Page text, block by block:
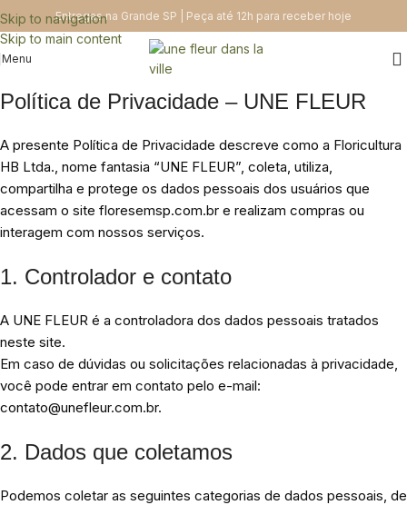
Skip to navigation
Skip to main content
Entregas na Grande SP | Peça até 12h para receber hoje
Menu
Política de Privacidade – UNE FLEUR
A presente Política de Privacidade descreve como a Floricultura
HB Ltda., nome fantasia “UNE FLEUR”, coleta, utiliza,
compartilha e protege os dados pessoais dos usuários que
acessam o site floresemsp.com.br e realizam compras ou
interagem com nossos serviços.
1. Controlador e contato
A UNE FLEUR é a controladora dos dados pessoais tratados
neste site.
Em caso de dúvidas ou solicitações relacionadas à privacidade,
você pode entrar em contato pelo e-mail:
contato@unefleur.com.br.
2. Dados que coletamos
Podemos coletar as seguintes categorias de dados pessoais, de